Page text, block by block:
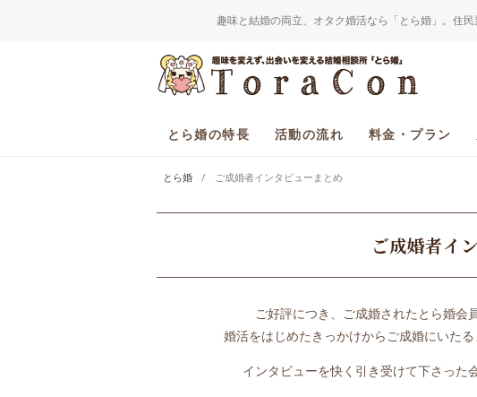
趣味と結婚の両立、オタク婚活なら「とら婚」。住
とら婚の特長 活動の流れ 料金・プラン
とら婚 ご成婚者インタビューまとめ
ご成婚者イ
ご好評につき、ご成婚されたとら婚会
婚活をはじめたきっかけからご成婚にいた
インタビューを快く引き受けて下さった